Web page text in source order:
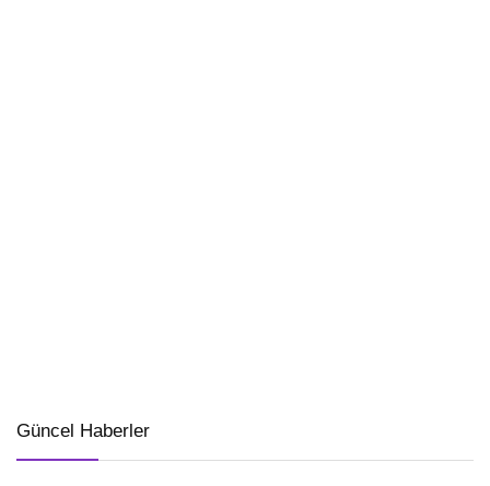
Güncel Haberler